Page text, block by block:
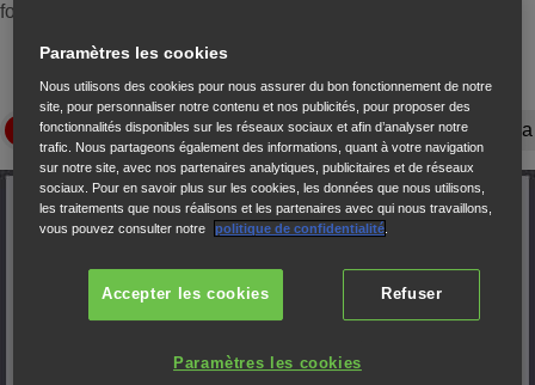
formés à chaque étape des évolutions technologiques.
Maintenance des véhicules Programme de formation Honda
Paramètres les cookies
Nous utilisons des cookies pour nous assurer du bon fonctionnement de notre
site, pour personnaliser notre contenu et nos publicités, pour proposer des
fonctionnalités disponibles sur les réseaux sociaux et afin d’analyser notre
trafic. Nous partageons également des informations, quant à votre navigation
sur notre site, avec nos partenaires analytiques, publicitaires et de réseaux
sociaux. Pour en savoir plus sur les cookies, les données que nous utilisons,
les traitements que nous réalisons et les partenaires avec qui nous travaillons,
vous pouvez consulter notre
politique de confidentialité
Refuser
Accepter les cookies
Paramètres les cookies